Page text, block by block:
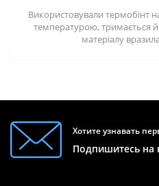
Використовували термобінт
температурою, тримається й
матеріалу
Хотите узнавать
Подпишитесь на